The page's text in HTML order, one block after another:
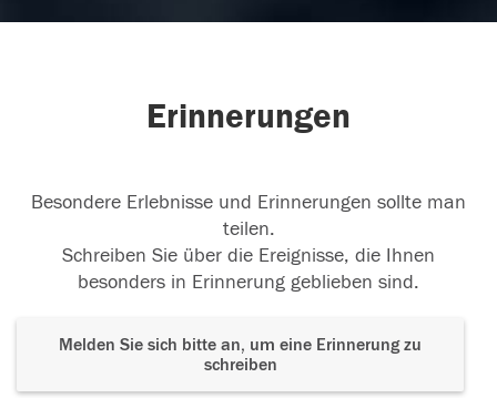
Erinnerungen
Besondere Erlebnisse und Erinnerungen sollte man
teilen.
Schreiben Sie über die Ereignisse, die Ihnen
besonders in Erinnerung geblieben sind.
Melden Sie sich bitte an, um eine Erinnerung zu
schreiben